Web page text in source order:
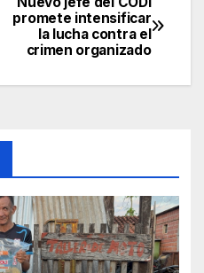
promete intensificar
la lucha contra el
crimen organizado